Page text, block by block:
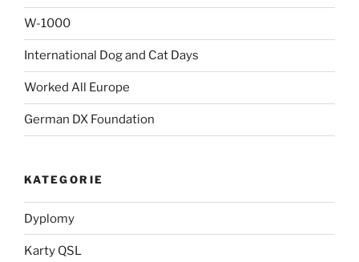
W-1000
International Dog and Cat Days
Worked All Europe
German DX Foundation
KATEGORIE
Dyplomy
Karty QSL